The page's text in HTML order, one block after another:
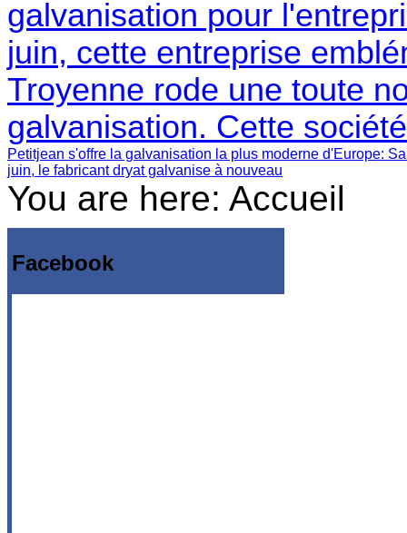
galvanisation pour
juin, cette entreprise
Troyenne rode une toute
galvanisation. Cette
Petitjean s'offre la galvanisation la plus moderne d'Europe:
juin, le fabricant dryat galvanise à nouveau
You are here: Accueil
Facebook